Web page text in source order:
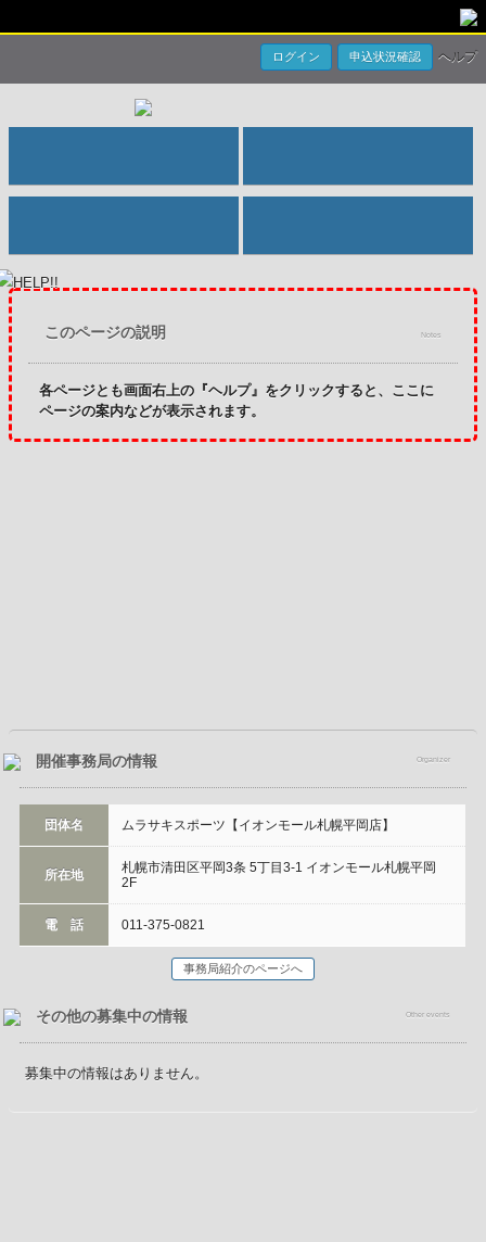
ヘルプ
申込状況確認
ログイン
このページの説明 Notes
各ページとも画面右上の『ヘルプ』をクリックすると、ここに
ページの案内などが表示されます。
開催事務局の情報 Organizer
団体名 ムラサキスポーツ【イオンモール札幌平岡店】
所在地
札幌市清田区平岡3条 5丁目3-1 イオンモール札幌平岡
2F
電 話 011-375-0821
事務局紹介のページへ
その他の募集中の情報 Other events
募集中の情報はありません。